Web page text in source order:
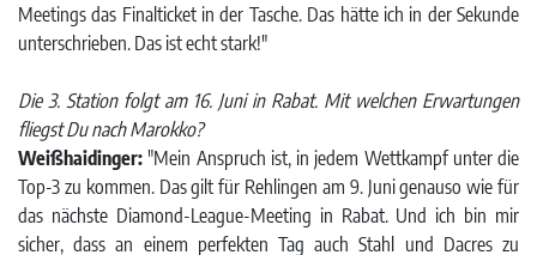
Meetings das Finalticket in der Tasche. Das hätte ich in der Sekunde
unterschrieben. Das ist echt stark!"
Die 3. Station folgt am 16. Juni in Rabat. Mit welchen Erwartungen
fliegst Du nach Marokko?
Weißhaidinger: "Mein Anspruch ist, in jedem Wettkampf unter die
Top-3 zu kommen. Das gilt für Rehlingen am 9. Juni genauso wie für
das nächste Diamond-League-Meeting in Rabat. Und ich bin mir
sicher, dass an einem perfekten Tag auch Stahl und Dacres zu